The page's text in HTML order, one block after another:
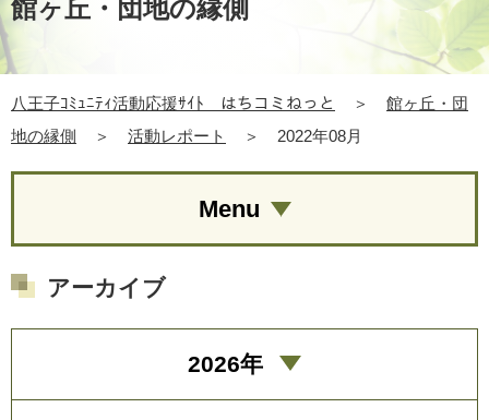
館ヶ丘・団地の縁側
八王子ｺﾐｭﾆﾃｨ活動応援ｻｲﾄ はちコミねっと ＞
館ヶ丘・団
地の縁側
＞ 活動レポート ＞ 2022年08月
Menu
アーカイブ
2026年